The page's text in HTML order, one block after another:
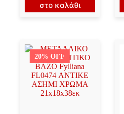
€24.90.
είναι:
στο καλάθι
20% OFF